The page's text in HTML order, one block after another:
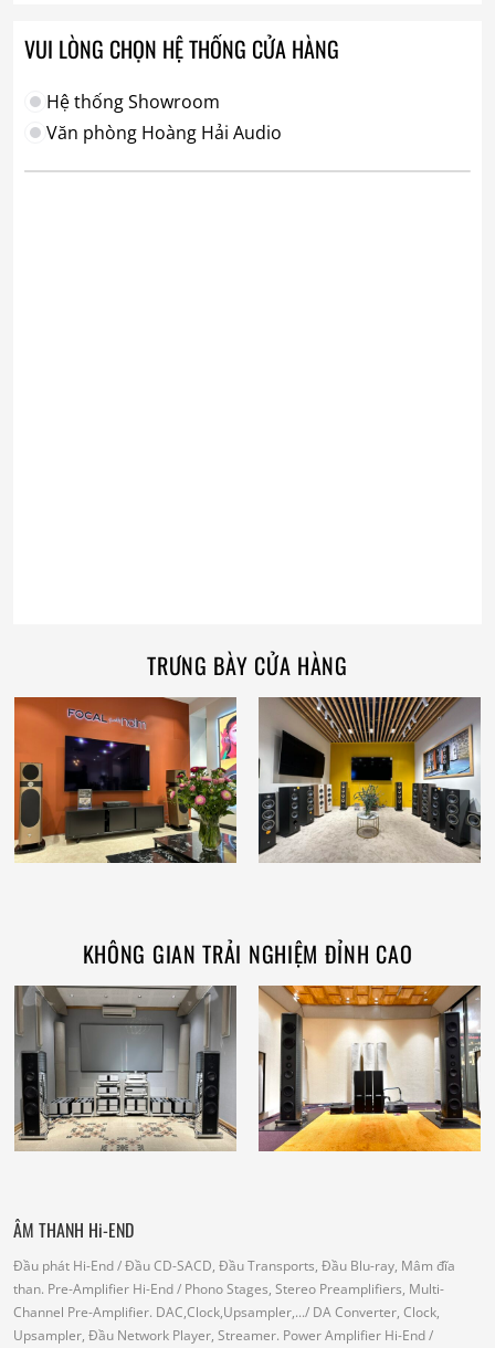
VUI LÒNG CHỌN HỆ THỐNG CỬA HÀNG
Hệ thống Showroom
Văn phòng Hoàng Hải Audio
TRƯNG BÀY CỬA HÀNG
KHÔNG GIAN TRẢI NGHIỆM ĐỈNH CAO
ÂM THANH Hi-END
Đầu phát Hi-End/ Đầu CD-SACD, Đầu Transports, Đầu Blu-ray, Mâm đĩa
than. Pre-Amplifier Hi-End/ Phono Stages, Stereo Preamplifiers, Multi-
Channel Pre-Amplifier. DAC,Clock,Upsampler,.../ DA Converter, Clock,
Upsampler, Đầu Network Player, Streamer. Power Amplifier Hi-End/